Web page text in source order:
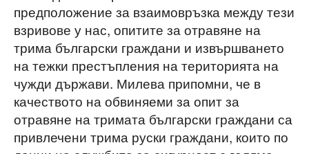
предположение за взаимовръзка между тези
взривове у нас, опитите за отравяне на
трима български граждани и извършването
на тежки престъпления на територията на
чужди държави. Милева припомни, че в
качеството на обвиняеми за опит за
отравяне на тримата български граждани са
привлечени трима руски граждани, които по